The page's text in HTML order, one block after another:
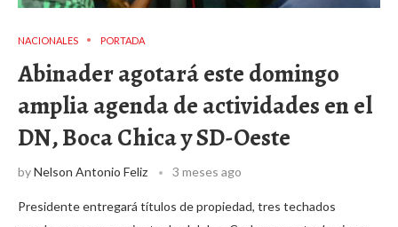
NACIONALES PORTADA
Abinader agotará este domingo
amplia agenda de actividades en el
DN, Boca Chica y SD-Oeste
byNelson Antonio Feliz 3 meses ago
Presidente entregará títulos de propiedad, tres techados